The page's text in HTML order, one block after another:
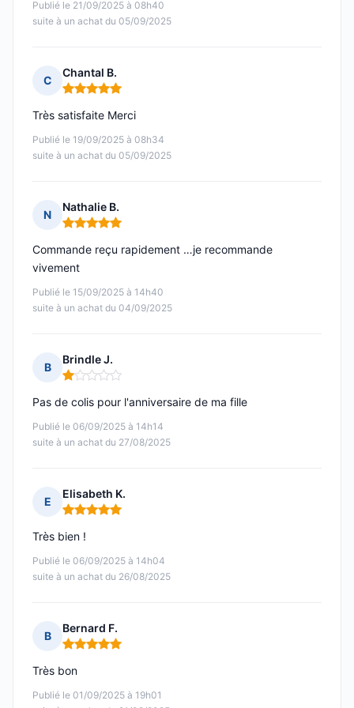
Publié le 21/09/2025 à 08h40
suite à un achat du 05/09/2025
C
Chantal B.
Note : 5 sur 5
Publié le 19/09/2025 à 08h34
suite à un achat du 05/09/2025
Très satisfaite Merci
N
Nathalie B.
Note : 5 sur 5
Publié le 15/09/2025 à 14h40
suite à un achat du 04/09/2025
Commande reçu rapidement …je recommande
vivement
B
Brindle J.
Note : 1 sur 5
Publié le 06/09/2025 à 14h14
suite à un achat du 27/08/2025
Pas de colis pour l'anniversaire de ma fille
E
Elisabeth K.
Note : 5 sur 5
Publié le 06/09/2025 à 14h04
suite à un achat du 26/08/2025
Très bien !
B
Bernard F.
Note : 5 sur 5
Publié le 01/09/2025 à 19h01
Très bon